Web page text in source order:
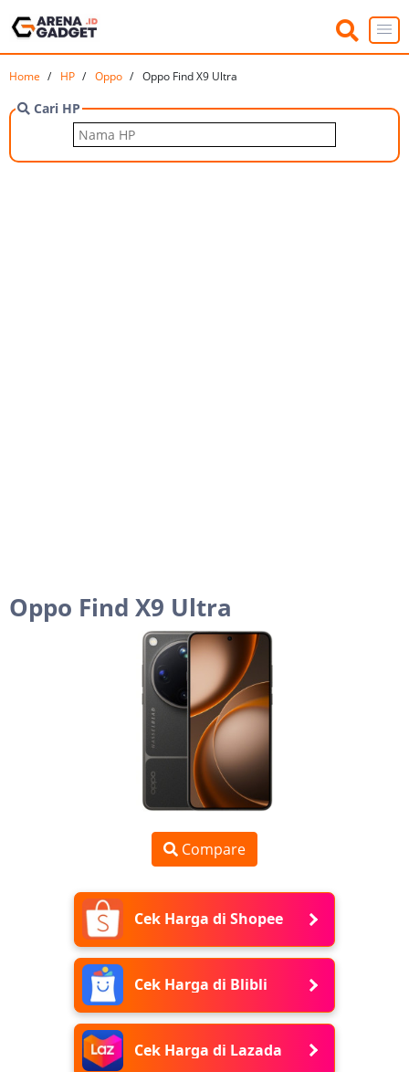
Home HP Oppo Oppo Find X9 Ultra
Cari HP
Oppo Find X9 Ultra
Compare
Cek Harga di Shopee
Cek Harga di Blibli
Cek Harga di Lazada